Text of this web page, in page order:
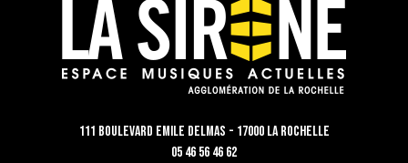
111 Boulevard Emile Delmas - 17000 La Rochelle
05 46 56 46 62